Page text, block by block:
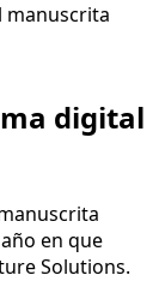
manuscrita
digital
en que
Solutions.